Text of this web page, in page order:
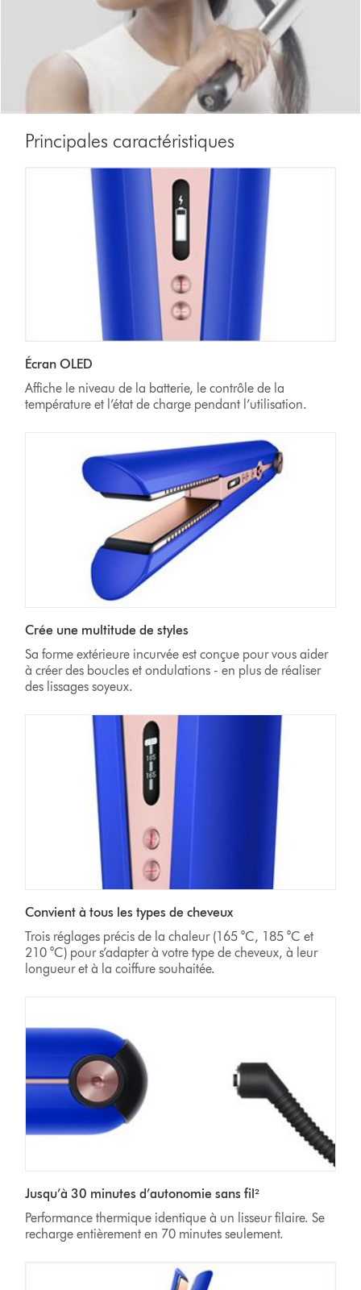
Principales caractéristiques
Écran OLED
Affiche le niveau de la batterie, le contrôle de la
température et l’état de charge pendant l’utilisation.
Crée une multitude de styles
Sa forme extérieure incurvée est conçue pour vous aider
à créer des boucles et ondulations - en plus de réaliser
des lissages soyeux.
Convient à tous les types de cheveux
Trois réglages précis de la chaleur (165 °C, 185 °C et
210 °C) pour s’adapter à votre type de cheveux, à leur
longueur et à la coiffure souhaitée.
Jusqu’à 30 minutes d’autonomie sans fil²
Performance thermique identique à un lisseur filaire. Se
recharge entièrement en 70 minutes seulement.